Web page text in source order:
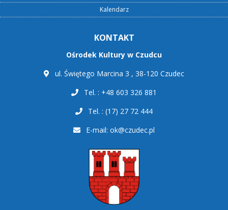
Kalendarz
KONTAKT
Ośrodek Kultury w Czudcu
ul. Świętego Marcina 3 , 38-120 Czudec
Tel. : +48 603 326 881
Tel. : (17) 27 72 444
E-mail: ok@czudec.pl